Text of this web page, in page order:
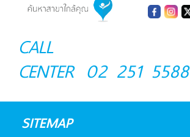
CALL
CENTER 02 251 5588
SITEMAP